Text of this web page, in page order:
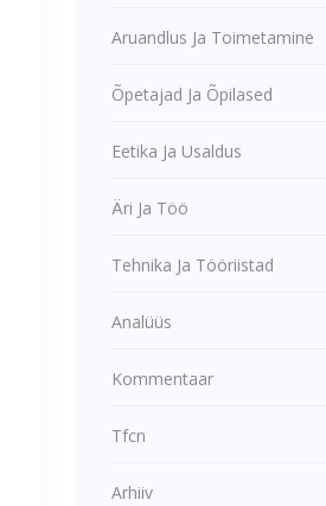
Aruandlus Ja Toimetamine
Õpetajad Ja Õpilased
Eetika Ja Usaldus
Äri Ja Töö
Tehnika Ja Tööriistad
Analüüs
Kommentaar
Tfcn
Arhiiv